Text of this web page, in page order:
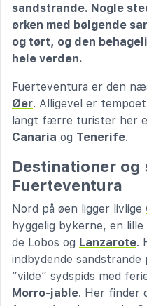
sandstrande. Nogle
ørken med bølgende
og tørt, og den
hele verden.
Fuerteventura er den
Øer. Alligevel er
langt færre turister her
Canaria og Tenerife.
Destinationer og
Fuerteventura
Nord på øen ligger livlige
hyggelig bykerne, en
de Lobos og Lanzarote.
indbydende sandstrande
”vilde” sydspids med
Morro-jable. Her finder